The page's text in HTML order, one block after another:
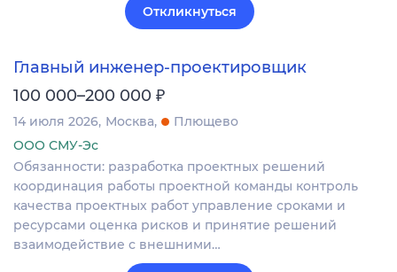
Откликнуться
Главный инженер-проектировщик
100 000–200 000 ₽
14 июля 2026 Москва
Плющево
ООО СМУ-Эс
Обязанности: разработка проектных решений
координация работы проектной команды контроль
качества проектных работ управление сроками и
ресурсами оценка рисков и принятие решений
взаимодействие с внешними…